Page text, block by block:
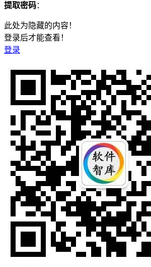
提取密码：
此处为隐藏的内容！
登录后才能查看！
登录